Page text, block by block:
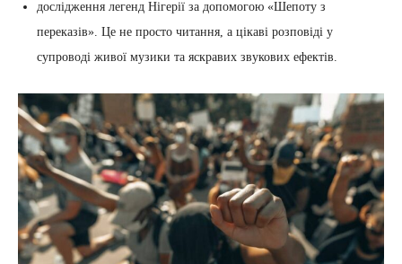
дослідження легенд Нігерії за допомогою «Шепоту з
переказів». Це не просто читання, а цікаві розповіді у
супроводі живої музики та яскравих звукових ефектів.